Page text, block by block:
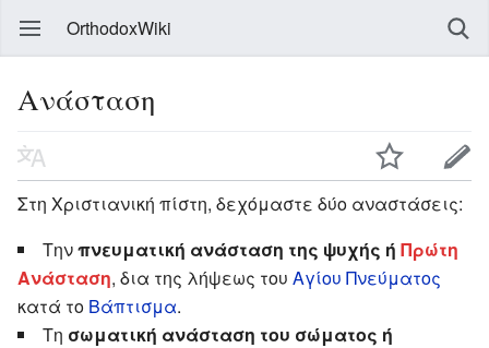
OrthodoxWiki
Ανάσταση
Στη Χριστιανική πίστη, δεχόμαστε δύο αναστάσεις:
Τηνπνευματική ανάσταση της ψυχής ή Πρώτη
Ανάσταση, δια της λήψεως του Αγίου Πνεύματος
κατά το Βάπτισμα.
Τη σωματική ανάσταση του σώματος ή